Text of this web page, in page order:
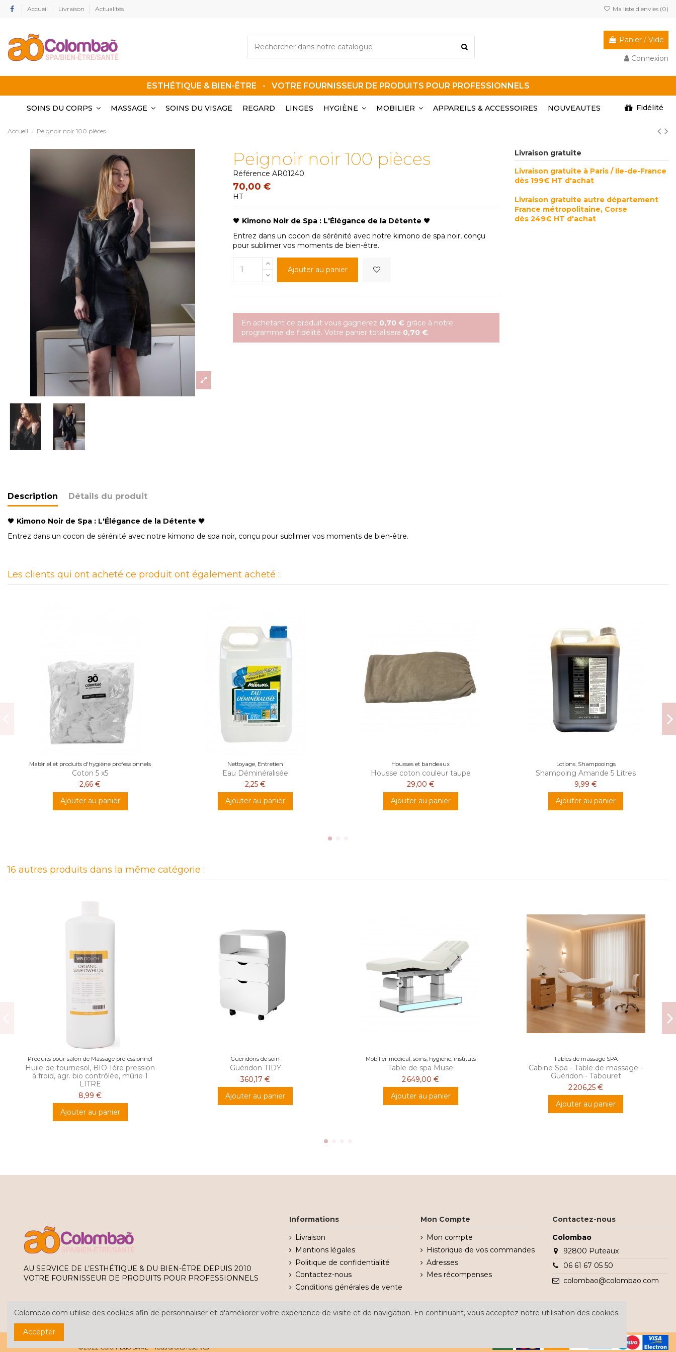
Accueil Livraison Actualités Ma liste d'envies (0)
Panier / Vide
Connexion
ESTHÉTIQUE & BIEN-ÊTRE - VOTRE FOURNISSEUR DE PRODUITS POUR PROFESSIONNELS
SOINS DU CORPS MASSAGE SOINS DU VISAGE REGARD LINGES HYGIÈNE MOBILIER APPAREILS & ACCESSOIRES Fidélité
NOUVEAUTES
Accueil Peignoir noir 100 pièces
Peignoir noir 100 pièces
Référence AR01240
70,00 €
HT
🖤 Kimono Noir de Spa : L'Élégance de la Détente 🖤
Entrez dans un cocon de sérénité avec notre kimono de spa noir, conçu
pour sublimer vos moments de bien-être.
Ajouter au panier
En achetant ce produit vous gagnerez 0,70 € grâce à notre
programme de fidélité. Votre panier totalisera 0,70 €.
Livraison gratuite
Livraison gratuite à Paris / Ile-de-France
dès 199€ HT d'achat
Livraison gratuite autre département
France métropolitaine, Corse
dès 249€ HT d'achat
Description Détails du produit
🖤 Kimono Noir de Spa : L'Élégance de la Détente 🖤
Entrez dans un cocon de sérénité avec notre kimono de spa noir, conçu pour sublimer vos moments de bien-être.
Les clients qui ont acheté ce produit ont également acheté :
Matériel et produits d'hygiène professionnels
Coton 5 x5
2,66 €
Ajouter au panier
Nettoyage, Entretien
Eau Déminéralisée
2,25 €
Ajouter au panier
Housses et bandeaux
Housse coton couleur taupe
29,00 €
Ajouter au panier
Lotions, Shampooings
Shampoing Amande 5 Litres
9,99 €
Ajouter au panier
16 autres produits dans la même catégorie :
Produits pour salon de Massage professionnel
Huile de tournesol, BIO 1ère pression
à froid, agr. bio contrôlée, mûrie 1
LITRE
8,99 €
Ajouter au panier
Guéridons de soin
Guéridon TIDY
360,17 €
Ajouter au panier
Mobilier médical, soins, hygiène, instituts
Table de spa Muse
2 649,00 €
Ajouter au panier
Tables de massage SPA
Cabine Spa - Table de massage -
Guéridon - Tabouret
2 206,25 €
Ajouter au panier
AU SERVICE DE L’ESTHÉTIQUE & DU BIEN-ÊTRE DEPUIS 2010
VOTRE FOURNISSEUR DE PRODUITS POUR PROFESSIONNELS
Informations
Livraison
Mentions légales
Politique de confidentialité
Contactez-nous
Conditions générales de vente
Mon Compte
Mon compte
Historique de vos commandes
Adresses
Mes récompenses
Contactez-nous
Colombao
92800 Puteaux
06 61 67 05 50
colombao@colombao.com
©2022 Colombao SARL - Tous droits réservés
Colombao.com utilise des cookies afin de personnaliser et d'améliorer votre expérience de visite et de navigation. En continuant, vous acceptez notre utilisation des cookies.
Accepter